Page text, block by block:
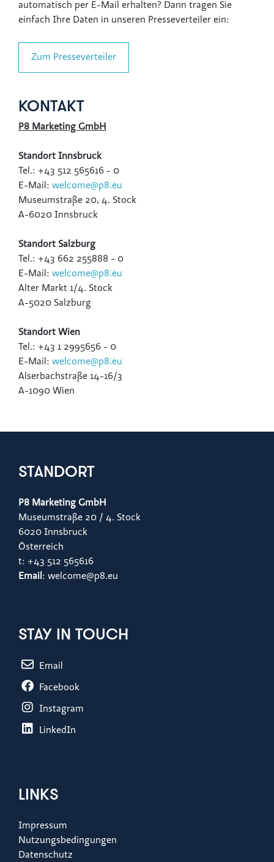
SPARDA-BANK
White Claw
Top Spirit
Personalshop
Rohrdorfer
P.M. Mounier
Eccovia
Hotel Zur Wiener Staatsoper
Sinnmacher
Global Sustainability Ski Alliance
International Student House (in's)
Windkraft Simonsfeld AG
Schmittenhöhebahn AG
automatisch per E-Mail erhalten? Dann tragen Sie
einfach Ihre Daten in unseren Presseverteiler ein:
Zum Presseverteiler
KONTAKT
P8 Marketing GmbH
Standort Innsbruck
Tel.: +43 512 565616 - 0
E-Mail: welcome@p8.eu
Museumstraße 20, 4. Stock
A-6020 Innsbruck
Standort Salzburg
Tel.: +43 662 255888 - 0
E-Mail: welcome@p8.eu
Alter Markt 1/4. Stock
A-5020 Salzburg
Standort Wien
Tel.: +43 1 2995656 - 0
E-Mail: welcome@p8.eu
Alserbachstraße 14-16/3
A-1090 Wien
STANDORT
P8 Marketing GmbH
Museumstraße 20 / 4. Stock
6020 Innsbruck
Österreich
t: +43 512 565616
Email: welcome@p8.eu
STAY IN TOUCH
Email
Facebook
Instagram
LinkedIn
LINKS
Impressum
Nutzungsbedingungen
Datenschutz